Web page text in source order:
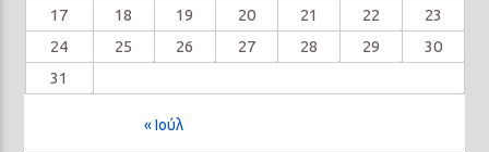
17
18 19 20 21 22
23
24
25 26 27 28 29
30
31
« Ιούλ